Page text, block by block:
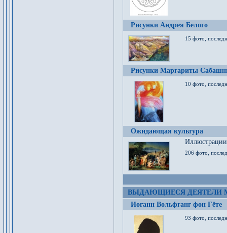
Рисунки Андрея Белого
15 фото,
Рисунки Маргариты
10 фото,
Ожидающая культура
206 фото,
ВЫДАЮЩИЕСЯ ДЕЯТЕЛИ
Иоганн Вольфганг фон Гёте
93 фото,